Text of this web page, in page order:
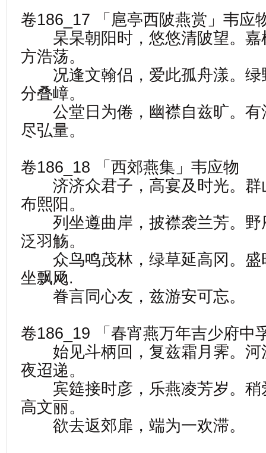
卷186_17 「扈亭西陂燕赏」韦应
杲杲朝阳时，悠悠清陂望。嘉
方浩荡。
况逢文翰侣，爱此孤舟漾。绿
分叠嶂。
公堂日为倦，幽襟自兹旷。有
尽弘量。
卷186_18 「西郊燕集」韦应物
济济众君子，高宴及时光。群
布熙阳。
列坐遵曲岸，披襟袭兰芳。野
泛羽觞。
众鸟鸣茂林，绿草延高冈。盛
坐飘飏.
眷言同心友，兹游安可忘。
卷186_19 「春宵燕万年吉少府中
始见斗柄回，复兹霜月霁。河
夜迢递。
宾筵接时彦，乐燕凌芳岁。稍
高文丽。
欲去返郊扉，端为一欢滞。